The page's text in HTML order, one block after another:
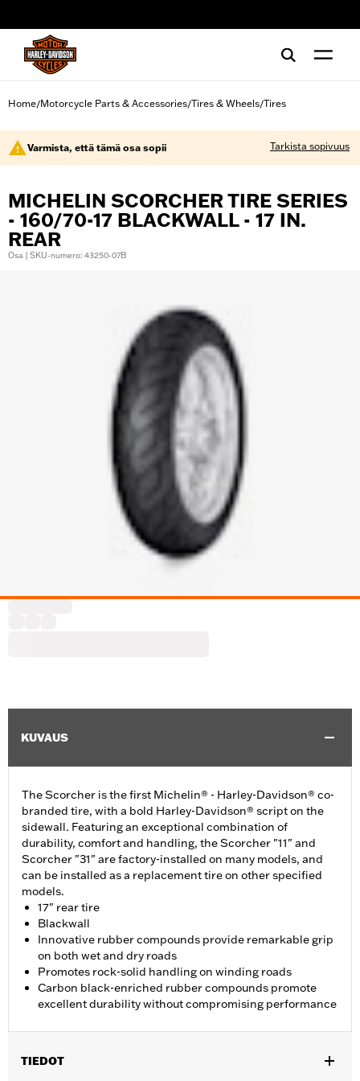
Home/Motorcycle Parts & Accessories/Tires & Wheels/Tires
Varmista, että tämä osa sopii Tarkista sopivuus
MICHELIN SCORCHER TIRE SERIES
- 160/70-17 BLACKWALL - 17 IN.
REAR
Osa | SKU-numero: 43250-07B
KUVAUS
The Scorcher is the first Michelin® - Harley-Davidson® co-
branded tire, with a bold Harley-Davidson® script on the
sidewall. Featuring an exceptional combination of
durability, comfort and handling, the Scorcher "11" and
Scorcher "31" are factory-installed on many models, and
can be installed as a replacement tire on other specified
models.
17" rear tire
Blackwall
Innovative rubber compounds provide remarkable grip
on both wet and dry roads
Promotes rock-solid handling on winding roads
Carbon black-enriched rubber compounds promote
excellent durability without compromising performance
TIEDOT